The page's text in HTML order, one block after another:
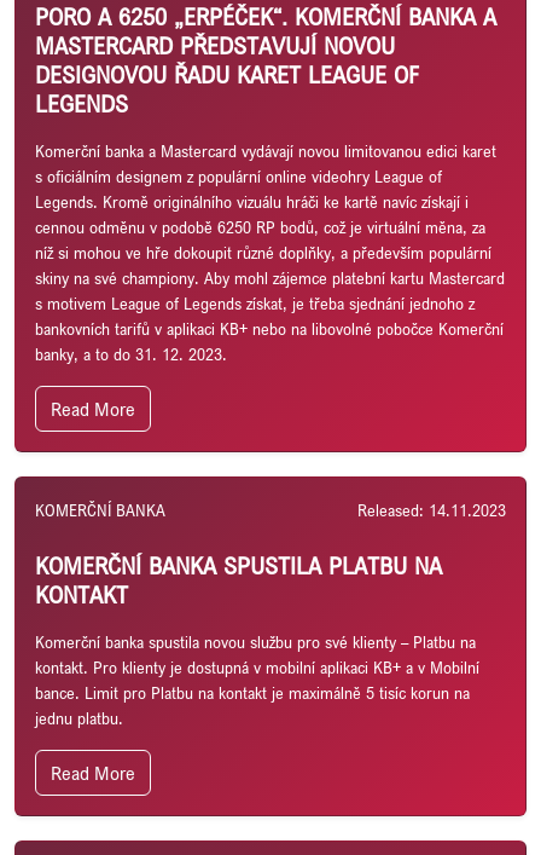
PORO A 6250 „ERPÉČEK“. KOMERČNÍ BANKA A
MASTERCARD PŘEDSTAVUJÍ NOVOU
DESIGNOVOU ŘADU KARET LEAGUE OF
LEGENDS
Komerční banka a Mastercard vydávají novou limitovanou edici karet
s oficiálním designem z populární online videohry League of
Legends. Kromě originálního vizuálu hráči ke kartě navíc získají i
cennou odměnu v podobě 6250 RP bodů, což je virtuální měna, za
níž si mohou ve hře dokoupit různé doplňky, a především populární
skiny na své championy. Aby mohl zájemce platební kartu Mastercard
s motivem League of Legends získat, je třeba sjednání jednoho z
bankovních tarifů v aplikaci KB+ nebo na libovolné pobočce Komerční
banky, a to do 31. 12. 2023.
Read More
KOMERČNÍ BANKA Released: 14.11.2023
KOMERČNÍ BANKA SPUSTILA PLATBU NA
KONTAKT
Komerční banka spustila novou službu pro své klienty – Platbu na
kontakt. Pro klienty je dostupná v mobilní aplikaci KB+ a v Mobilní
bance. Limit pro Platbu na kontakt je maximálně 5 tisíc korun na
jednu platbu.
Read More